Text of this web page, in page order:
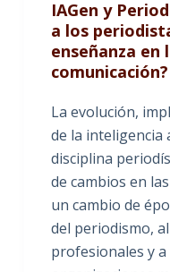
IAGen y
a los
enseñanza en
comunicación?
La evolución,
de la inteligencia
disciplina
de cambios en
un cambio de
del periodismo,
profesionales y